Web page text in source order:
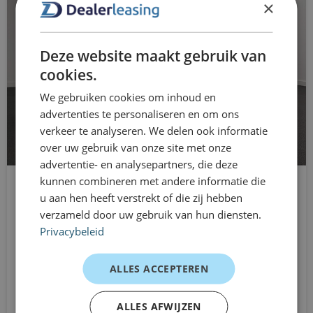
Diesel: gemiddeld rond 1 op 14 – 1 op 17, afhankelijk
van rijstijl en belading.
Werkelijk verbruik kan variëren met belading,
routeprofiel en verkeerssituaties.
Betrouwbaarheid en onderhoud
De Transit Custom heeft een solide reputatie binnen de
bedrijfswagenmarkt en is breed inzetbaar voor
dagelijkse zakelijke ritten.
Onderhoud en onderdelen zijn via grote
dealernetwerken breed beschikbaar.
Goed onderhoud volgens fabrieksinterval draagt bij
aan betrouwbaarheid en levensduur.
buitenspiegels elektrisch inklapbaar
buitenspiegels elektrisch verstel- en
verwarmbaar
buitenspiegels in carrosseriekleur
bumpers in carrosseriekleur
centrale deurvergrendeling met
afstandsbediening
connected services
DAB ontvanger
dimlichten automatisch
Driver Assistance Pack
Ford E-Transit
L2H1
€1009 /mnd excl. btw
×
Deze website maakt gebruik van
cookies.
We gebruiken cookies om inhoud en
advertenties te personaliseren en om ons
verkeer te analyseren. We delen ook informatie
over uw gebruik van onze site met onze
advertentie- en analysepartners, die deze
kunnen combineren met andere informatie die
u aan hen heeft verstrekt of die zij hebben
verzameld door uw gebruik van hun diensten.
Privacybeleid
ALLES ACCEPTEREN
ALLES AFWIJZEN